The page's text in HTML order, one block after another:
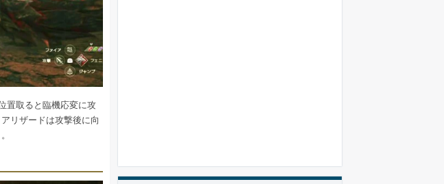
置取ると臨機応変に攻
リザードは攻撃後に向